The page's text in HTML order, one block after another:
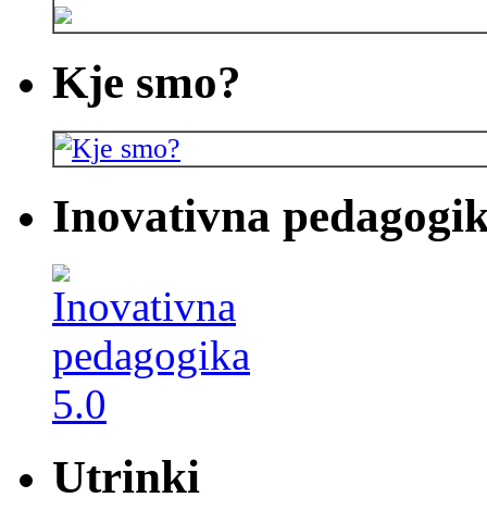
Kje smo?
Inovativna
Utrinki